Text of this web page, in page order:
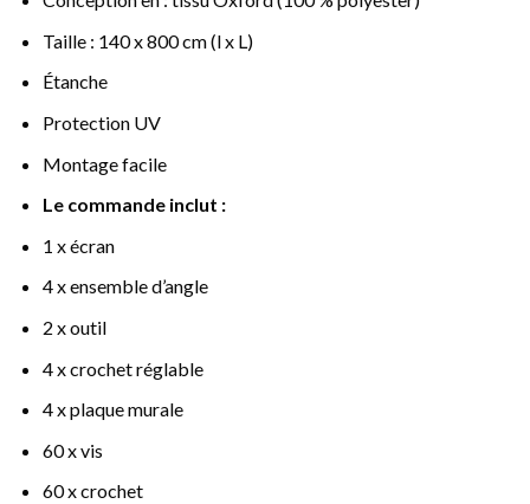
Taille : 140 x 800 cm (l x L)
Étanche
Protection UV
Montage facile
Le commande inclut :
1 x écran
4 x ensemble d’angle
2 x outil
4 x crochet réglable
4 x plaque murale
60 x vis
60 x crochet